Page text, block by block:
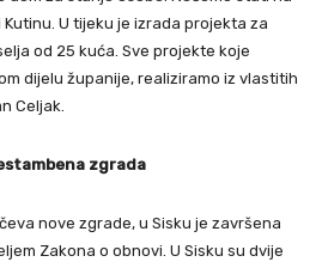
U tijeku je izrada projekta za
od 25 kuća. Sve projekte koje
dijelu županije, realiziramo iz vlastitih
Celjak.
zgrada
nove zgrade, u Sisku je završena
Zakona o obnovi. U Sisku su dvije